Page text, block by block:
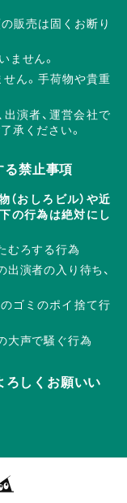
販売は固くお断り
ません。
ん。手荷物や貴重
出演者、運営会社で
承ください。
禁止事項
おしろビル）や近
の行為は絶対にし
むろする行為
演者の入り待ち、
ゴミのポイ捨て行
大声で騒ぐ行為
ろしくお願いい